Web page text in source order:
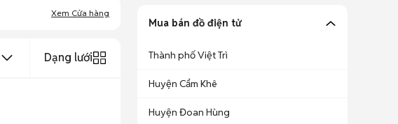
Xem Cửa hàng
Dạng lưới
Mua bán đồ điện tử
Thành phố Việt Trì
Huyện Cẩm Khê
Huyện Đoan Hùng